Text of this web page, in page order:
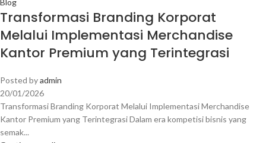
Blog
Transformasi Branding Korporat
Melalui Implementasi Merchandise
Kantor Premium yang Terintegrasi
Posted byadmin
20/01/2026
Transformasi Branding Korporat Melalui Implementasi Merchandise
Kantor Premium yang Terintegrasi Dalam era kompetisi bisnis yang
semak...